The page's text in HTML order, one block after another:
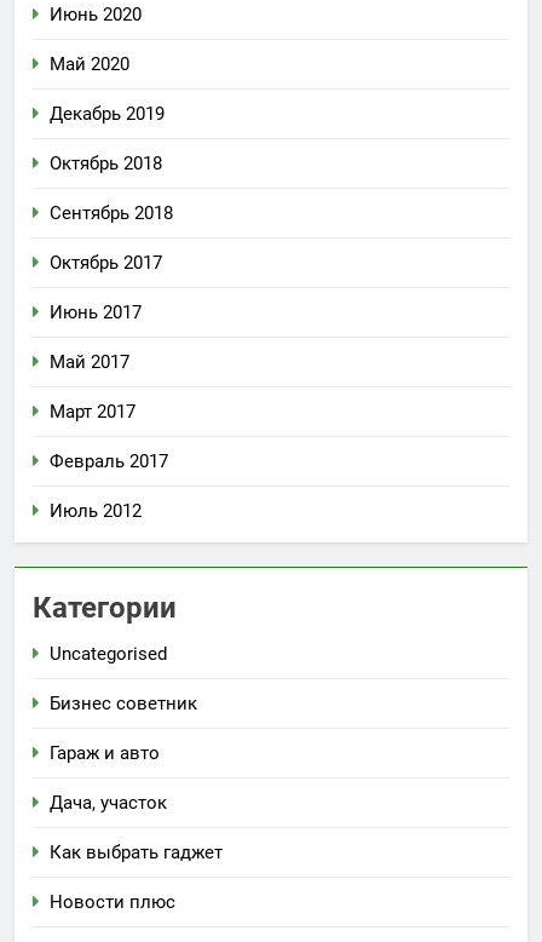
Июнь 2020
Май 2020
Декабрь 2019
Октябрь 2018
Сентябрь 2018
Октябрь 2017
Июнь 2017
Май 2017
Март 2017
Февраль 2017
Июль 2012
Категории
Uncategorised
Бизнес советник
Гараж и авто
Дача, участок
Как выбрать гаджет
Новости плюс